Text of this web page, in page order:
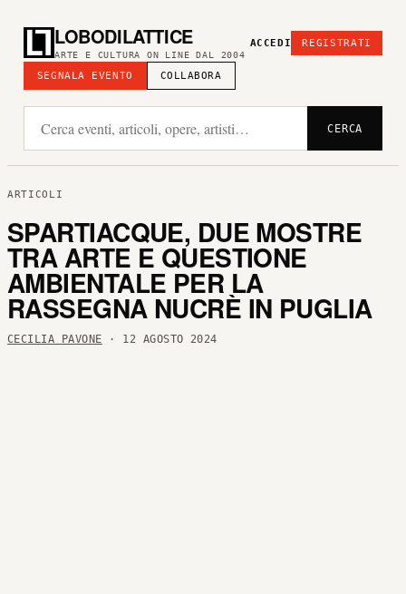
LOBODILATTICE
ARTE E CULTURA ON LINE DAL 2004
SEGNALA EVENTO COLLABORA
ACCEDI REGISTRATI
CERCA
ARTICOLI
SPARTIACQUE, DUE MOSTRE
TRA ARTE E QUESTIONE
AMBIENTALE PER LA
RASSEGNA NUCRÈ IN PUGLIA
CECILIA PAVONE · 12 AGOSTO 2024